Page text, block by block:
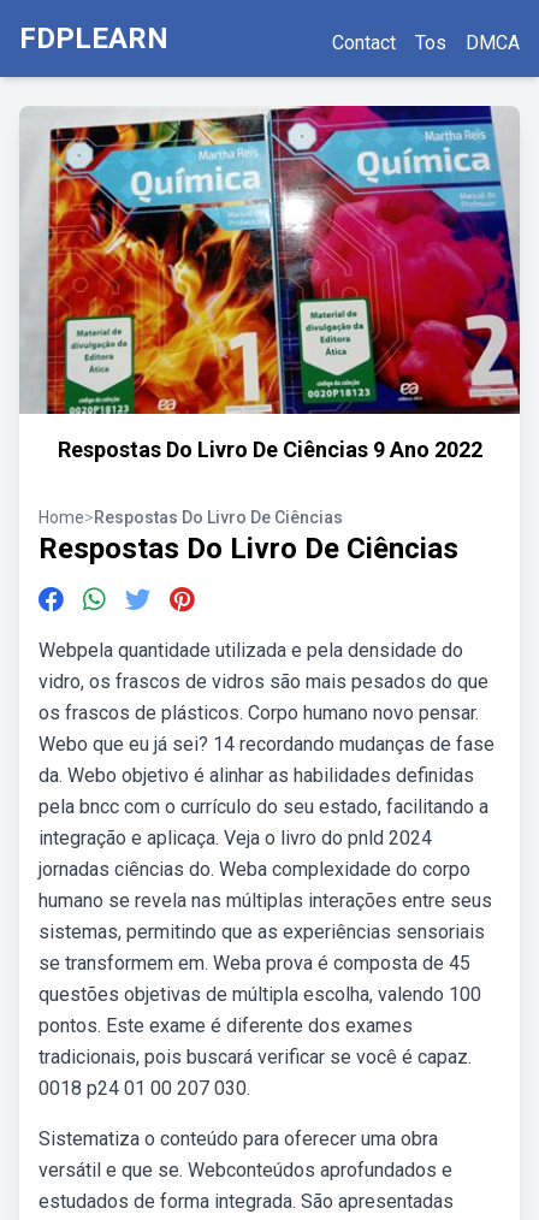
FDPLEARN Contact Tos DMCA
Respostas Do Livro De Ciências 9 Ano 2022
Home>Respostas Do Livro De Ciências
Respostas Do Livro De Ciências
Webpela quantidade utilizada e pela densidade do
vidro, os frascos de vidros são mais pesados do que
os frascos de plásticos. Corpo humano novo pensar.
Webo que eu já sei? 14 recordando mudanças de fase
da. Webo objetivo é alinhar as habilidades definidas
pela bncc com o currículo do seu estado, facilitando a
integração e aplicaça. Veja o livro do pnld 2024
jornadas ciências do. Weba complexidade do corpo
humano se revela nas múltiplas interações entre seus
sistemas, permitindo que as experiências sensoriais
se transformem em. Weba prova é composta de 45
questões objetivas de múltipla escolha, valendo 100
pontos. Este exame é diferente dos exames
tradicionais, pois buscará verificar se você é capaz.
0018 p24 01 00 207 030.
Sistematiza o conteúdo para oferecer uma obra
versátil e que se. Webconteúdos aprofundados e
estudados de forma integrada. São apresentadas